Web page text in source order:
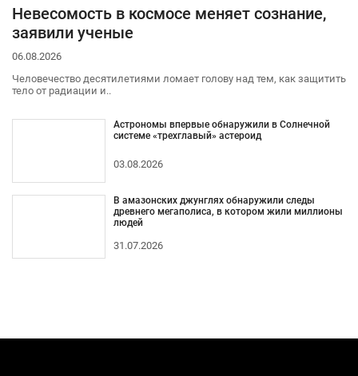
Невесомость в космосе меняет сознание,
заявили ученые
06.08.2026
Человечество десятилетиями ломает голову над тем, как защитить
тело от радиации и..
Астрономы впервые обнаружили в Солнечной
системе «трехглавый» астероид
03.08.2026
В амазонских джунглях обнаружили следы
древнего мегаполиса, в котором жили миллионы
людей
31.07.2026